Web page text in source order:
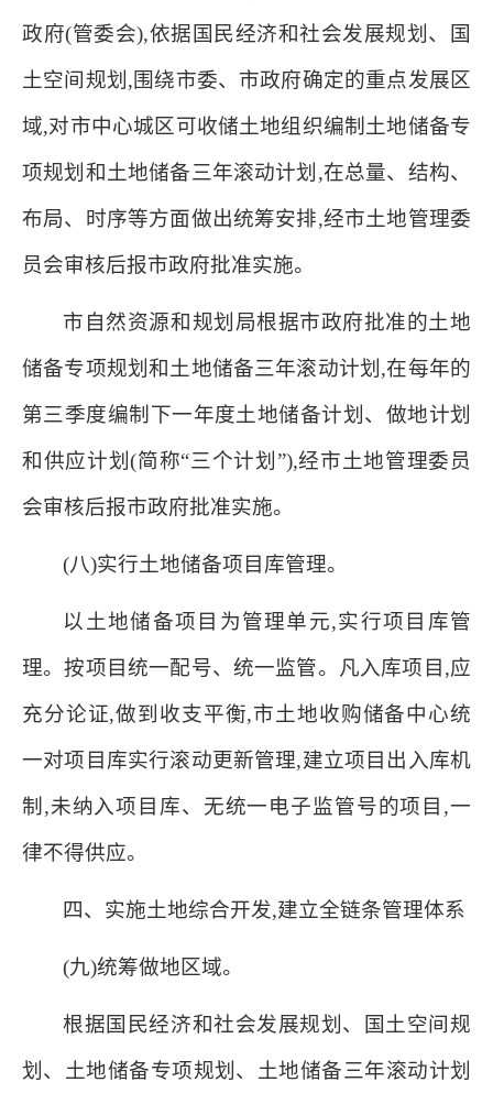
政府(管委会),依据国民经济和社会发展规划、国
土空间规划,围绕市委、市政府确定的重点发展区
域,对市中心城区可收储土地组织编制土地储备专
项规划和土地储备三年滚动计划,在总量、结构、
布局、时序等方面做出统筹安排,经市土地管理委
员会审核后报市政府批准实施。
市自然资源和规划局根据市政府批准的土地
储备专项规划和土地储备三年滚动计划,在每年的
第三季度编制下一年度土地储备计划、做地计划
和供应计划(简称“三个计划”),经市土地管理委员
会审核后报市政府批准实施。
(八)实行土地储备项目库管理。
以土地储备项目为管理单元,实行项目库管
理。按项目统一配号、统一监管。凡入库项目,应
充分论证,做到收支平衡,市土地收购储备中心统
一对项目库实行滚动更新管理,建立项目出入库机
制,未纳入项目库、无统一电子监管号的项目,一
律不得供应。
四、实施土地综合开发,建立全链条管理体系
(九)统筹做地区域。
根据国民经济和社会发展规划、国土空间规
划、土地储备专项规划、土地储备三年滚动计划